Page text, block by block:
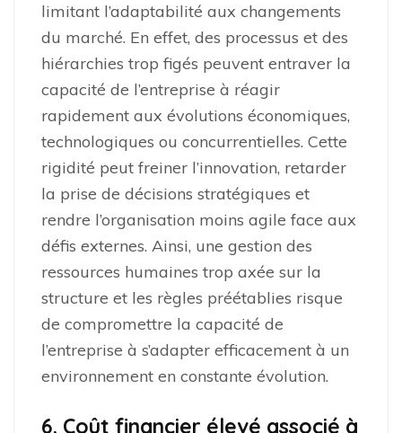
limitant l’adaptabilité aux changements
du marché. En effet, des processus et des
hiérarchies trop figés peuvent entraver la
capacité de l’entreprise à réagir
rapidement aux évolutions économiques,
technologiques ou concurrentielles. Cette
rigidité peut freiner l’innovation, retarder
la prise de décisions stratégiques et
rendre l’organisation moins agile face aux
défis externes. Ainsi, une gestion des
ressources humaines trop axée sur la
structure et les règles préétablies risque
de compromettre la capacité de
l’entreprise à s’adapter efficacement à un
environnement en constante évolution.
6. Coût financier élevé associé à